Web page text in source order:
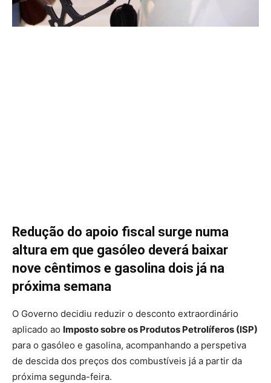
Redução do apoio fiscal surge numa
altura em que gasóleo deverá baixar
nove cêntimos e gasolina dois já na
próxima semana
O Governo decidiu reduzir o desconto extraordinário
aplicado ao Imposto sobre os Produtos Petrolíferos (ISP)
para o gasóleo e gasolina, acompanhando a perspetiva
de descida dos preços dos combustíveis já a partir da
próxima segunda-feira.